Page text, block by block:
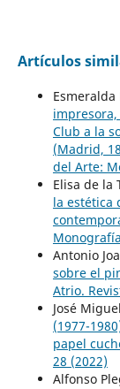
Artículos
Club a la
(Madrid,
del Arte:
Elisa de la
la estética
Antonio
sobre el
Atrio.
José
(1977-
papel
28 (2022)
Alfonso